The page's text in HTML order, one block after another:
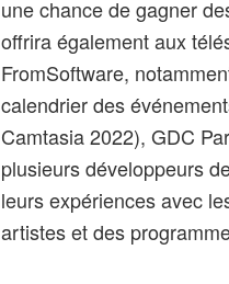
une chance de gagner
offrira également aux
FromSoftware,
calendrier des
Camtasia 2022), GDC
plusieurs développeurs
leurs expériences avec
artistes et des